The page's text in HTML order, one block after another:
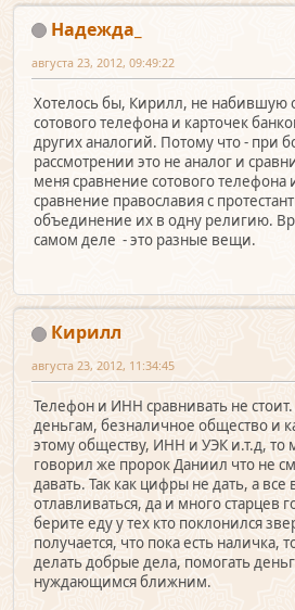
Надежда_
августа 23, 2012, 09:49:22
Хотелось бы, Кирилл, не набившую
сотового телефона и карточек
других аналогий. Потому что - при
рассмотрении это не аналог и
меня сравнение сотового телефона
сравнение православия с
объединение их в одну религию.
самом деле - это разные вещи.
Кирилл
августа 23, 2012, 11:34:45
Телефон и ИНН сравнивать не
деньгам, безналичное общество и
этому обществу, ИНН и УЭК и.т.д, то
говорил же пророк Даниил что не
давать. Так как цифры не дать, а все
отлавливаться, да и много старцев
берите еду у тех кто поклонился
получается, что пока есть наличка,
делать добрые дела, помогать
нуждающимся ближним.